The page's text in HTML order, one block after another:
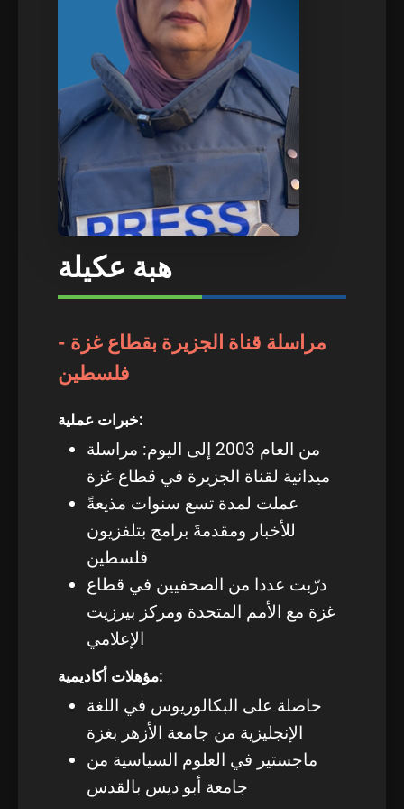
هبة عكيلة
مراسلة قناة الجزيرة بقطاع غزة -
فلسطين
خبرات عملية:
من العام 2003 إلى اليوم: مراسلة
ميدانية لقناة الجزيرة في قطاع غزة
عملت لمدة تسع سنوات مذيعةً
للأخبار ومقدمةَ برامج بتلفزيون
فلسطين
درّبت عددا من الصحفيين في قطاع
غزة مع الأمم المتحدة ومركز بيرزيت
الإعلامي
مؤهلات أكاديمية:
حاصلة على البكالوريوس في اللغة
الإنجليزية من جامعة الأزهر بغزة
ماجستير في العلوم السياسية من
جامعة أبو ديس بالقدس